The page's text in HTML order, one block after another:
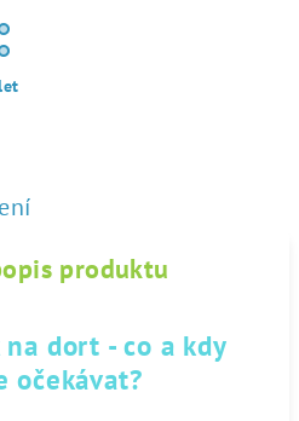
produktu
dort - co a kdy
očekávat?